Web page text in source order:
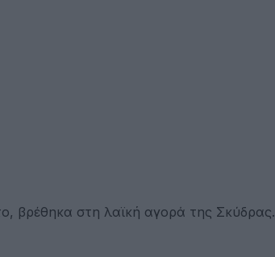
βρέθηκα στη λαϊκή αγορά της Σκύδρας.